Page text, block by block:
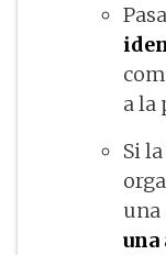
a la
Si
una
una